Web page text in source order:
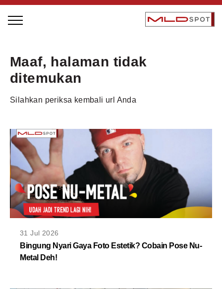
LOCAL GREATNESS
INSPIRING PRODUCTS
INSPIRING COMMUNITIES
TRENDING
EVENTS
MLDPODCAST
VIDEOS
MLDPOINTS
Maaf, halaman tidak
ditemukan
Silahkan periksa kembali url Anda
31 Jul 2026
Bingung Nyari Gaya Foto Estetik? Cobain Pose Nu-
Metal Deh!